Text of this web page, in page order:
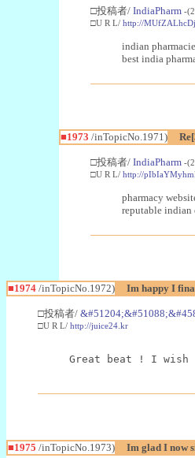
□投稿者/ IndiaPharm -
□U R L/ http://
indian
best india
■1973 /inTopicNo.1971)
□投稿者/ IndiaPharm -
□U R L/ http://
pharmacy
reputable indian
■1974 /inTopicNo.1972) Im happy I
□投稿者/
□U R L/ http://juice24.kr
Great beat ! I wish
■1975 /inTopicNo.1973) Im glad I now